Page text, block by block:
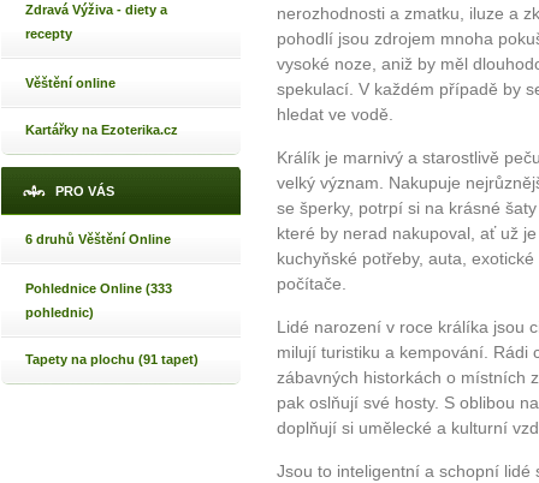
Zdravá Výživa - diety a
recepty
Věštění online
Kartářky na Ezoterika.cz
PRO VÁS
6 druhů Věštění Online
Pohlednice Online (333
pohlednic)
Tapety na plochu (91 tapet)
nerozhodnosti a zmatku, iluze a
pohodlí jsou zdrojem mnoha
vysoké noze, aniž by měl
spekulací. V každém případě by
hledat ve vodě.
Králík je marnivý a starostlivě
velký význam. Nakupuje
se šperky, potrpí si na krásné
které by nerad nakupoval, ať už
kuchyňské potřeby, auta,
počítače.
Lidé narození v roce králíka jsou
milují turistiku a kempování. Rádi
zábavných historkách o místních
pak oslňují své hosty. S oblibou
doplňují si umělecké a kulturní
Jsou to inteligentní a schopní lidé